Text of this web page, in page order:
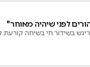
לפני שיהיה מאוחר"
ריגש בשידור חי בשיחה